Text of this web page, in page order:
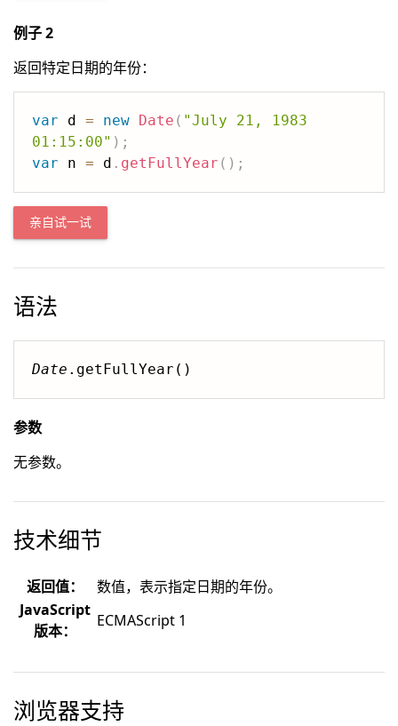
例子 2
返回特定日期的年份：
var d = new Date ( "July 21, 1983
01:15:00" ) ;
var n = d . getFullYear ( ) ;
亲自试一试
语法
Date .getFullYear()
参数
无参数。
技术细节
返回值：
数值，表示指定日期的年份。
JavaScript
版本：
ECMAScript 1
浏览器支持